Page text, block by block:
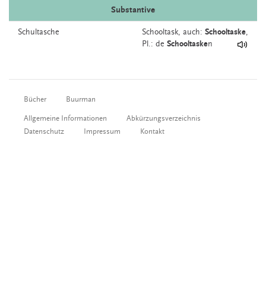
Substantive
Schultasche Schooltask, auch: Schooltaske,
Pl.: de Schooltasken
Bücher Buurman
Allgemeine Informationen
Abkürzungsverzeichnis
Datenschutz
Impressum Kontakt